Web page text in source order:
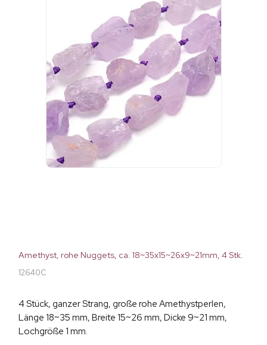
Amethyst, rohe Nuggets, ca. 18~35x15~26x9~21mm, 4 Stk.
12640C
4 Stück, ganzer Strang, große rohe Amethystperlen,
Länge 18~35 mm, Breite 15~26 mm, Dicke 9~21 mm,
Lochgröße 1 mm.